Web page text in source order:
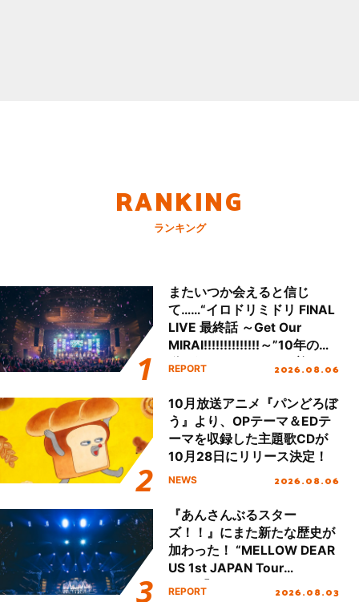
RANKING
ランキング
またいつか会えると信じ
て……“イロドリミドリ FINAL
LIVE 最終話 ～Get Our
MIRAI!!!!!!!!!!!!!!～”10年の活
動を経てファイナルを迎える
REPORT 2026.08.06
10月放送アニメ『パンどろぼ
う』より、OPテーマ＆EDテ
ーマを収録した主題歌CDが
10月28日にリリース決定！
NEWS 2026.08.06
『あんさんぶるスター
ズ！！』にまた新たな歴史が
加わった！ “MELLOW DEAR
US 1st JAPAN Tour
Final「NICE to meet YOU
REPORT 2026.08.03